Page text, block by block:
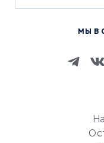
Изучение
Маркетинг и
Репетиторство
Красота и
МЫ В